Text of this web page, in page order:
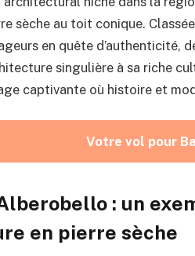
sèche au toit conique.
en quête d’authenticité,
singulière à sa riche
captivante où histoire et
Votre vol pour
: un
en pierre sèche